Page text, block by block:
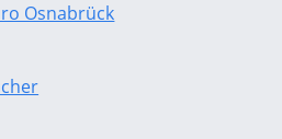
Osnabrück